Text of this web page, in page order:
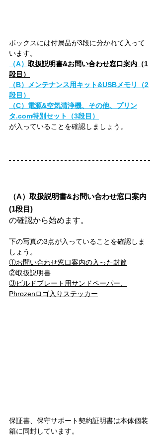
ボックスには付属品が3段に分かれて入って
います。
（A） 取扱説明書&お問い合わせ窓口案内（1
段目）
（B）メンテナンス用キット&USBメモリ（2
段目）
（C）電源&空気清浄機、その他、プリン
タ.com特別セット（3段目）
が入っていることを確認しましょう。
（A）取扱説明書&お問い合わせ窓口案内
(1段目)
の確認から始めます。
下の写真の3点が入っていることを確認しま
しょう。
①お問い合わせ窓口案内の入った封筒
②取扱説明書
③ビルドプレート用サンドペーパー、
Phrozenロゴ入りステッカー
保証書、保守サポート契約証明書は本体個装
箱に同封しています。